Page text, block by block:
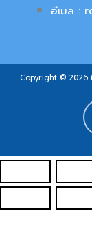
อีเมล :
Copyright © 2026